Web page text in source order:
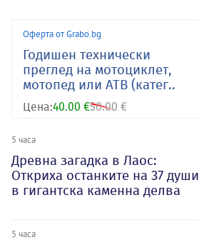
Оферта от Grabo.bg
Годишен технически
преглед на мотоциклет,
мотопед или АТВ (катег..
Цена:40.00 €50.00 €
5 часа
Древна загадка в Лаос:
Откриха останките на 37 души
в гигантска каменна делва
5 часа